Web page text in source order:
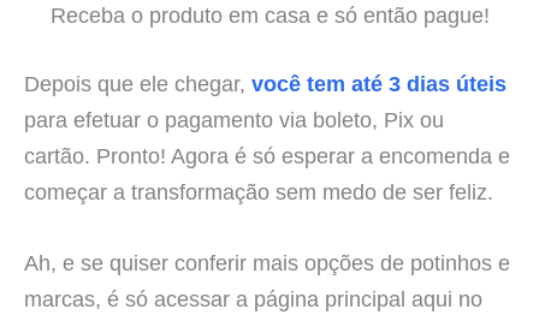
Receba o produto em casa e só então pague!
Depois que ele chegar, você tem até 3 dias úteis
para efetuar o pagamento via boleto, Pix ou
cartão. Pronto! Agora é só esperar a encomenda e
começar a transformação sem medo de ser feliz.
Ah, e se quiser conferir mais opções de potinhos e
marcas, é só acessar a página principal aqui no